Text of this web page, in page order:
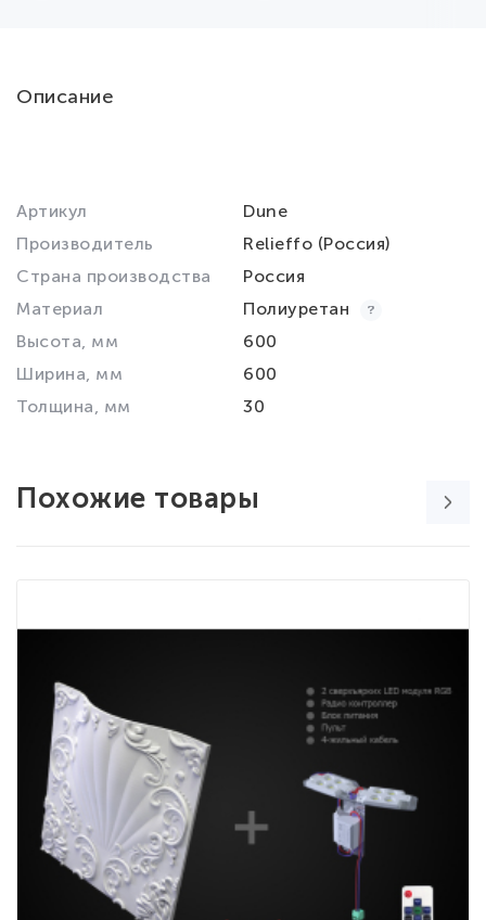
Описание
Артикул
Dune
Производитель
Relieffo (Россия)
Страна производства
Россия
Материал
Полиуретан
Высота, мм
600
Ширина, мм
600
Толщина, мм
30
Похожие товары